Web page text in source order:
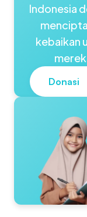
Indonesia
kebaikan
Donasi